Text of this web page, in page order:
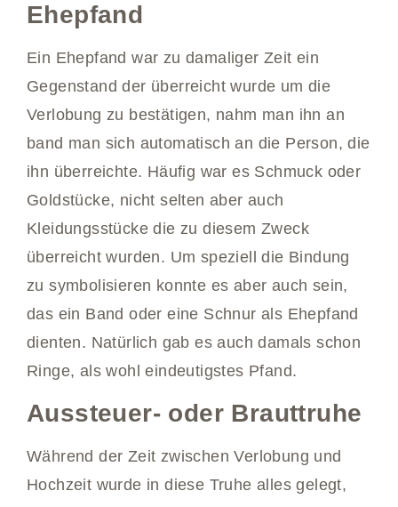
Ehepfand
Ein Ehepfand war zu damaliger Zeit ein
Gegenstand der überreicht wurde um die
Verlobung zu bestätigen, nahm man ihn an
band man sich automatisch an die Person, die
ihn überreichte. Häufig war es Schmuck oder
Goldstücke, nicht selten aber auch
Kleidungsstücke die zu diesem Zweck
überreicht wurden. Um speziell die Bindung
zu symbolisieren konnte es aber auch sein,
das ein Band oder eine Schnur als Ehepfand
dienten. Natürlich gab es auch damals schon
Ringe, als wohl eindeutigstes Pfand.
Aussteuer- oder Brauttruhe
Während der Zeit zwischen Verlobung und
Hochzeit wurde in diese Truhe alles gelegt,